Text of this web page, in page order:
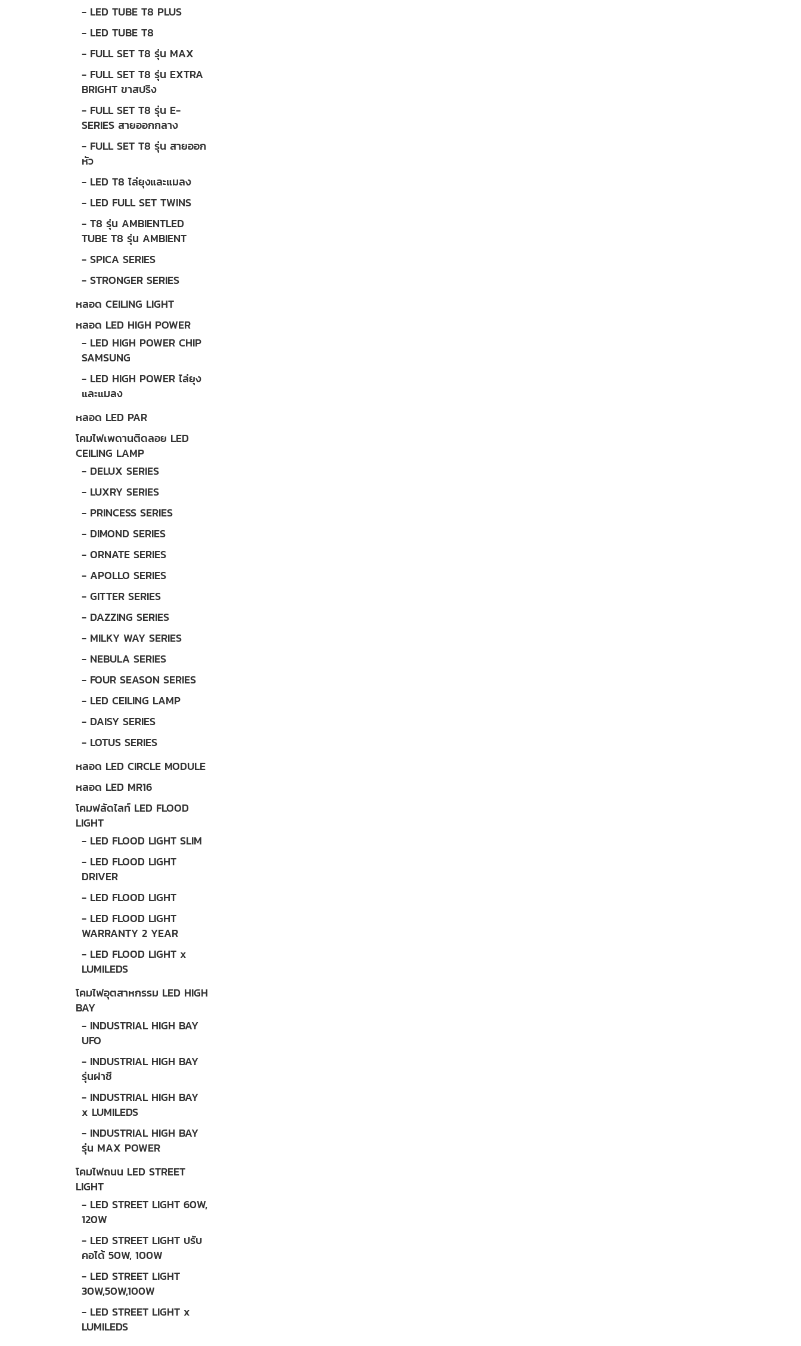
- LED TUBE T8 PLUS
- LED TUBE T8
- FULL SET T8 รุ่น MAX
- FULL SET T8 รุ่น EXTRA
BRIGHT ขาสปริง
- FULL SET T8 รุ่น E-
SERIES สายออกกลาง
- FULL SET T8 รุ่น สายออก
หัว
- LED T8 ไล่ยุงและแมลง
- LED FULL SET TWINS
- T8 รุ่น AMBIENTLED
TUBE T8 รุ่น AMBIENT
- SPICA SERIES
- STRONGER SERIES
หลอด CEILING LIGHT
หลอด LED HIGH POWER
- LED HIGH POWER CHIP
SAMSUNG
- LED HIGH POWER ไล่ยุง
และแมลง
หลอด LED PAR
โคมไฟเพดานติดลอย LED
CEILING LAMP
- DELUX SERIES
- LUXRY SERIES
- PRINCESS SERIES
- DIMOND SERIES
- ORNATE SERIES
- APOLLO SERIES
- GITTER SERIES
- DAZZING SERIES
- MILKY WAY SERIES
- NEBULA SERIES
- FOUR SEASON SERIES
- LED CEILING LAMP
- DAISY SERIES
- LOTUS SERIES
หลอด LED CIRCLE MODULE
หลอด LED MR16
โคมฟลัดไลท์ LED FLOOD
LIGHT
- LED FLOOD LIGHT SLIM
- LED FLOOD LIGHT
DRIVER
- LED FLOOD LIGHT
- LED FLOOD LIGHT
WARRANTY 2 YEAR
- LED FLOOD LIGHT x
LUMILEDS
โคมไฟอุตสาหกรรม LED HIGH
BAY
- INDUSTRIAL HIGH BAY
UFO
- INDUSTRIAL HIGH BAY
รุ่นฝาชี
- INDUSTRIAL HIGH BAY
x LUMILEDS
- INDUSTRIAL HIGH BAY
รุ่น MAX POWER
โคมไฟถนน LED STREET
LIGHT
- LED STREET LIGHT 60W,
120W
- LED STREET LIGHT ปรับ
คอได้ 50W, 100W
- LED STREET LIGHT
30W,50W,100W
- LED STREET LIGHT x
LUMILEDS